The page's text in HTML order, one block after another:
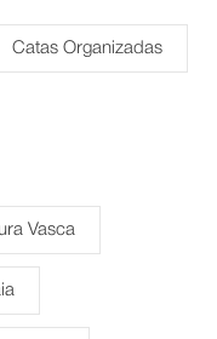
Catas Organizadas
Vasca